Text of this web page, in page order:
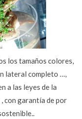
los tamaños colores,
lateral completo …,
a las leyes de la
con garantía de por